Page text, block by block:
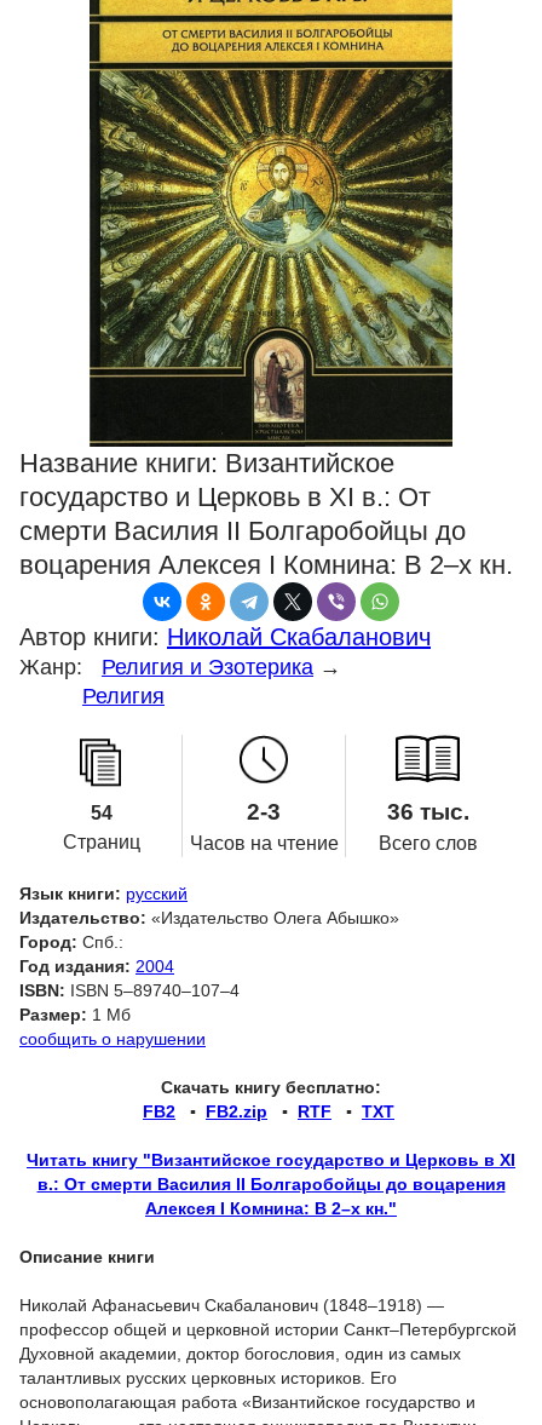
Название книги: Византийское
государство и Церковь в XI в.: От
смерти Василия II Болгаробойцы до
воцарения Алексея I Комнина: В 2–х кн.
Автор книги: Николай Скабаланович
Жанр: Религия и Эзотерика →
Религия
54
Страниц
2-3
Часов на чтение
36 тыс.
Всего слов
Язык книги: русский
Издательство: «Издательство Олега Абышко»
Город: Спб.:
Год издания: 2004
ISBN: ISBN 5–89740–107–4
Размер: 1 Мб
сообщить о нарушении
Скачать книгу бесплатно:
FB2 ▪ FB2.zip ▪ RTF ▪ TXT
Читать книгу "Византийское государство и Церковь в XI
в.: От смерти Василия II Болгаробойцы до воцарения
Алексея I Комнина: В 2–х кн."
Описание книги
Николай Афанасьевич Скабаланович (1848–1918) —
профессор общей и церковной истории Санкт–Петербургской
Духовной академии, доктор богословия, один из самых
талантливых русских церковных историков. Его
основополагающая работа «Византийское государство и